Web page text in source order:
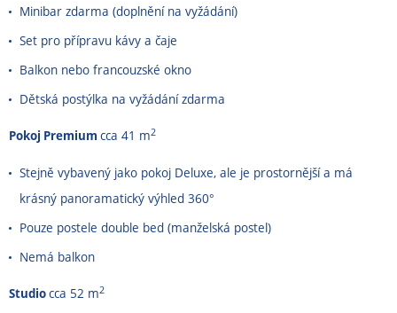
Minibar zdarma (doplnění na vyžádání)
Set pro přípravu kávy a čaje
Balkon nebo francouzské okno
Dětská postýlka na vyžádání zdarma
Pokoj Premium cca 41 m2
Stejně vybavený jako pokoj Deluxe, ale je prostornější a má
krásný panoramatický výhled 360°
Pouze postele double bed (manželská postel)
Nemá balkon
Studiocca 52 m2